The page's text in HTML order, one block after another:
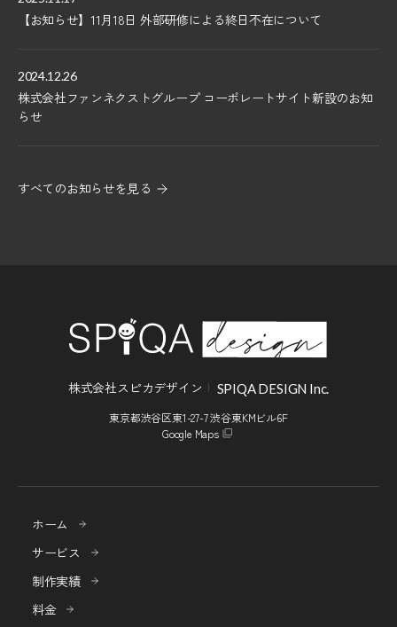
【お知らせ】11月18日 外部研修による終日不在について
2024.12.26
株式会社ファンネクストグループ コーポレートサイト新設のお知
らせ
すべてのお知らせを見る
株式会社スピカデザイン SPIQA DESIGN Inc.
東京都渋谷区東1-27-7 渋谷東KMビル6F
Google Maps
ホーム
サービス
制作実績
料金